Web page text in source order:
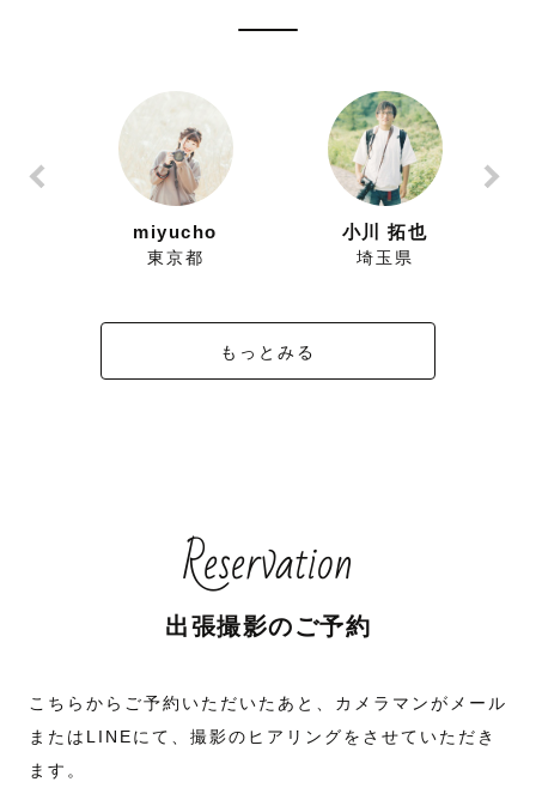
miyucho
東京都
小川 拓也
埼玉県
もっとみる
Reservation
出張撮影のご予約
こちらからご予約いただいたあと、カメラマンがメール
またはLINEにて、撮影のヒアリングをさせていただき
ます。